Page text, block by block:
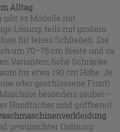
Alltag
gibt es Modelle mit
Lösung, teils mit großem
für leises Schließen. Die
um 70–75 cm Breite und ca.
Varianten; hohe Schränke
bis etwa 190 cm Höhe. Je
oder geschlossene Front)
besonders sauber –
Handtücher sind griffbereit
gewünschter Ordnung.